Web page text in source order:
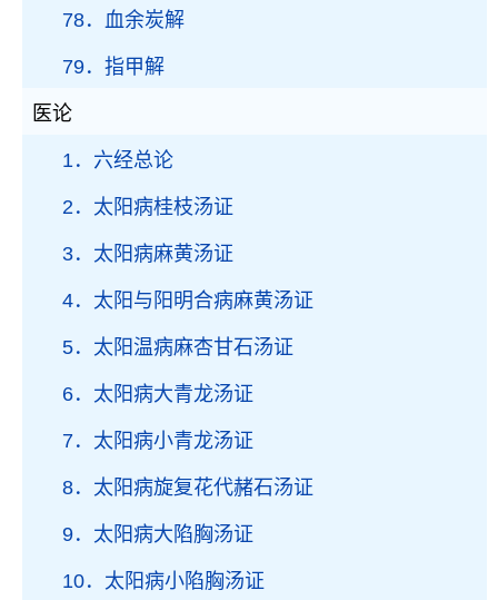
78．血余炭解
79．指甲解
医论
1．六经总论
2．太阳病桂枝汤证
3．太阳病麻黄汤证
4．太阳与阳明合病麻黄汤证
5．太阳温病麻杏甘石汤证
6．太阳病大青龙汤证
7．太阳病小青龙汤证
8．太阳病旋复花代赭石汤证
9．太阳病大陷胸汤证
10．太阳病小陷胸汤证